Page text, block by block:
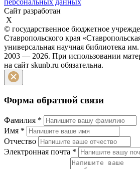
персональных данных
Сайт разработан
X
© государственное бюджетное
Ставропольского края
универсальная научная библиотека
2003 — 2026. При использовании
на сайт skunb.ru обязательна.
Форма обратной связи
Фамилия *
Имя *
Отчество
Электронная почта *